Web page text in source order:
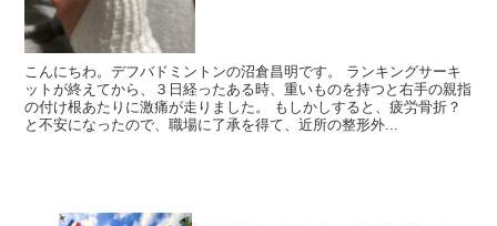
こんにちわ。デフバドミントンの沼倉昌明です。 ランキングサーキ
ットが終えてから、３日経ったある時、重いものを持つと右手の親指
の付け根あたりに激痛が走りました。 もしかしすると、疲労骨折？
と不安になったので、職場に了承を得て、近所の整形外...